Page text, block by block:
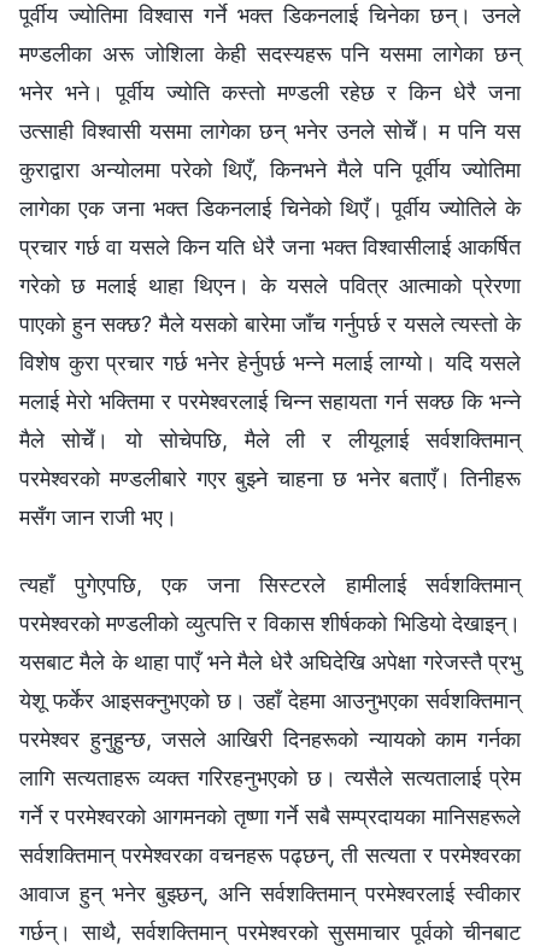
पूर्वीय ज्योतिमा विश्वास गर्ने भक्त डिकनलाई चिनेका छन्। उनले
मण्डलीका अरू जोशिला केही सदस्यहरू पनि यसमा लागेका छन्
भनेर भने। पूर्वीय ज्योति कस्तो मण्डली रहेछ र किन धेरै जना
उत्साही विश्‍वासी यसमा लागेका छन् भनेर उनले सोचेँ। म पनि यस
कुराद्वारा अन्योलमा परेको थिएँ, किनभने मैले पनि पूर्वीय ज्योतिमा
लागेका एक जना भक्त डिकनलाई चिनेको थिएँ। पूर्वीय ज्योतिले के
प्रचार गर्छ वा यसले किन यति धेरै जना भक्त विश्‍वासीलाई आकर्षित
गरेको छ मलाई थाहा थिएन। के यसले पवित्र आत्‍माको प्रेरणा
पाएको हुन सक्छ? मैले यसको बारेमा जाँच गर्नुपर्छ र यसले त्यस्तो के
विशेष कुरा प्रचार गर्छ भनेर हेर्नुपर्छ भन्ने मलाई लाग्यो। यदि यसले
मलाई मेरो भक्तिमा र परमेश्‍वरलाई चिन्‍न सहायता गर्न सक्छ कि भन्‍ने
मैले सोचेँ। यो सोचेपछि, मैले ली र लीयूलाई सर्वशक्तिमान्‌
परमेश्‍वरको मण्डलीबारे गएर बुझ्‍ने चाहना छ भनेर बताएँ। तिनीहरू
मसँग जान राजी भए।
त्यहाँ पुगेएपछि, एक जना सिस्टरले हामीलाई सर्वशक्तिमान्‌
परमेश्‍वरको मण्डलीको व्युत्पत्ति र विकास शीर्षकको भिडियो देखाइन्।
यसबाट मैले के थाहा पाएँ भने मैले धेरै अघिदेखि अपेक्षा गरेजस्तै प्रभु
येशू फर्केर आइसक्‍नुभएको छ। उहाँ देहमा आउनुभएका सर्वशक्तिमान्‌
परमेश्‍वर हुनुहुन्छ, जसले आखिरी दिनहरूको न्यायको काम गर्नका
लागि सत्यताहरू व्यक्त गरिरहनुभएको छ। त्यसैले सत्यतालाई प्रेम
गर्ने र परमेश्‍वरको आगमनको तृष्णा गर्ने सबै सम्प्रदायका मानिसहरूले
सर्वशक्तिमान्‌ परमेश्‍वरका वचनहरू पढ्छन्, ती सत्यता र परमेश्‍वरका
आवाज हुन् भनेर बुझ्छन्, अनि सर्वशक्तिमान्‌ परमेश्‍वरलाई स्वीकार
गर्छन्। साथै, सर्वशक्तिमान् परमेश्‍वरको सुसमाचार पूर्वको चीनबाट